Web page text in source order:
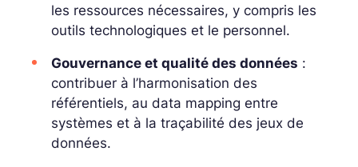
les ressources nécessaires, y compris les
outils technologiques et le personnel.
Gouvernance et qualité des données :
contribuer à l’harmonisation des
référentiels, au data mapping entre
systèmes et à la traçabilité des jeux de
données.